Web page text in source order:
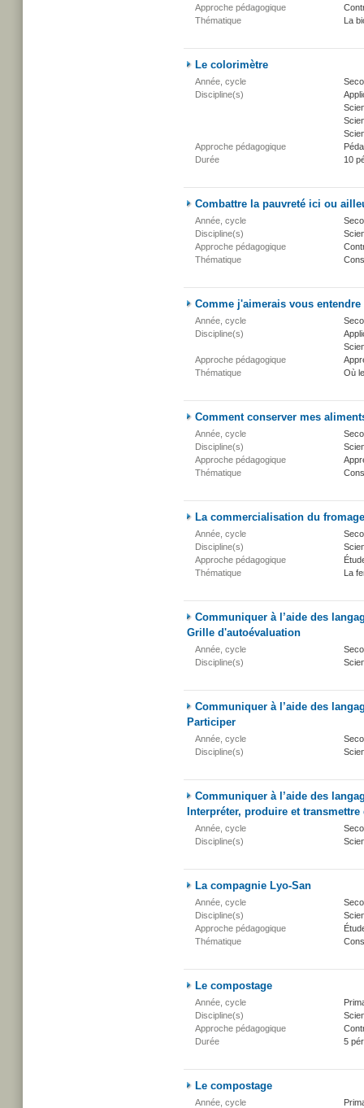
Approche pédagogique
Thématique
La
Le colorimètre
Année, cycle
Discipline(s)
Approche pédagogique
Durée
10
Combattre la pauvreté ici ou
Année, cycle
Discipline(s)
Approche pédagogique
Thématique
Comme j'aimerais vous entendre
Année, cycle
Discipline(s)
Approche pédagogique
Thématique
Où
Comment conserver mes
Année, cycle
Discipline(s)
Approche pédagogique
Thématique
La commercialisation du
Année, cycle
Discipline(s)
Approche pédagogique
Thématique
La
Communiquer à l’aide des
Grille d'autoévaluation
Année, cycle
Discipline(s)
Communiquer à l’aide des
Participer
Année, cycle
Discipline(s)
Communiquer à l’aide des
Interpréter, produire et transmettre
Année, cycle
Discipline(s)
La compagnie Lyo-San
Année, cycle
Discipline(s)
Approche pédagogique
Thématique
Le compostage
Année, cycle
Discipline(s)
Approche pédagogique
Durée
5
Le compostage
Année, cycle